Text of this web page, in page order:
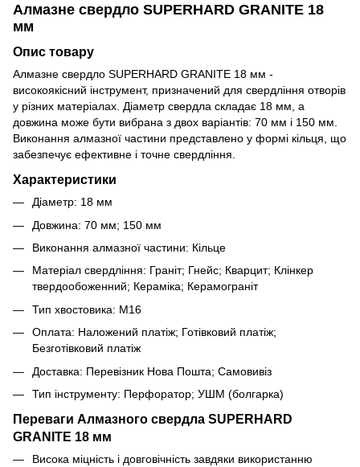
Алмазне свердло SUPERHARD GRANITE 18
мм
Опис товару
Алмазне свердло SUPERHARD GRANITE 18 мм -
високоякісний інструмент, призначений для свердління отворів
у різних матеріалах. Діаметр свердла складає 18 мм, а
довжина може бути вибрана з двох варіантів: 70 мм і 150 мм.
Виконання алмазної частини представлено у формі кільця, що
забезпечує ефективне і точне свердління.
Характеристики
Діаметр: 18 мм
Довжина: 70 мм; 150 мм
Виконання алмазної частини: Кільце
Матеріал свердління: Граніт; Гнейс; Кварцит; Клінкер
твердообоженний; Кераміка; Керамограніт
Тип хвостовика: М16
Оплата: Наложений платіж; Готівковий платіж;
Безготівковий платіж
Доставка: Перевізник Нова Пошта; Самовивіз
Тип інструменту: Перфоратор; УШМ (болгарка)
Переваги Алмазного свердла SUPERHARD
GRANITE 18 мм
Висока міцність і довговічність завдяки використанню